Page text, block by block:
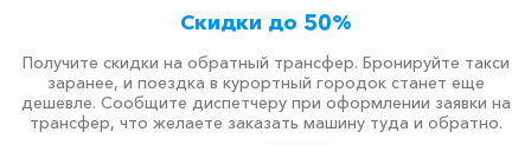
Скидки до 50%
Получите скидки на обратный трансфер. Бронируйте такси
заранее, и поездка в курортный городок станет еще
дешевле. Сообщите диспетчеру при оформлении заявки на
трансфер, что желаете заказать машину туда и обратно.